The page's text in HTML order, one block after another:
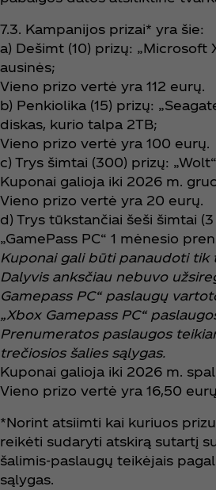
7.3. Kampanijos prizai* yra šie:
a) Dešimt (10) prizų: „Microsoft
ausinės;
Vieno prizo vertė yra 112 eurų.
b) Penkiolika (15) prizų:
diskas, kurio talpa 2TB;
Vieno prizo vertė yra 100 eurų.
c) Trys šimtai (300) prizų:
Kuponai galioja iki 2026 m.
Vieno prizo vertė yra 20 eurų.
d) Trys tūkstančiai šeši šimtai
„GamePass PC“ 1 mėnesio
Kuponai gali būti panaudoti tik
Dalyvis anksčiau nebuvo
Gamepass PC“ paslaugų
„Xbox Gamepass PC“
Prenumeratos paslaugos
trečiosios šalies sąlygas.
Kuponai galioja iki 2026 m.
Vieno prizo vertė yra 16,50
*Norint atsiimti kai kuriuos
reikėti sudaryti atskirą sutartį
šalimis-paslaugų teikėjais
sąlygas.